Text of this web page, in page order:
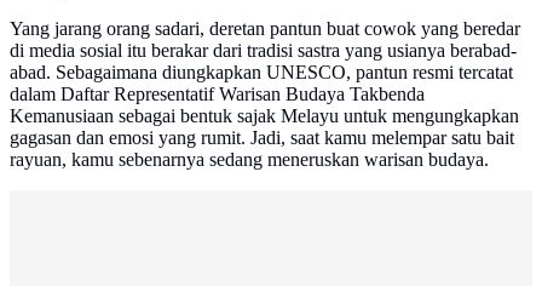
Yang jarang orang sadari, deretan pantun buat cowok yang beredar
di media sosial itu berakar dari tradisi sastra yang usianya berabad-
abad. Sebagaimana diungkapkan UNESCO, pantun resmi tercatat
dalam Daftar Representatif Warisan Budaya Takbenda
Kemanusiaan sebagai bentuk sajak Melayu untuk mengungkapkan
gagasan dan emosi yang rumit. Jadi, saat kamu melempar satu bait
rayuan, kamu sebenarnya sedang meneruskan warisan budaya.